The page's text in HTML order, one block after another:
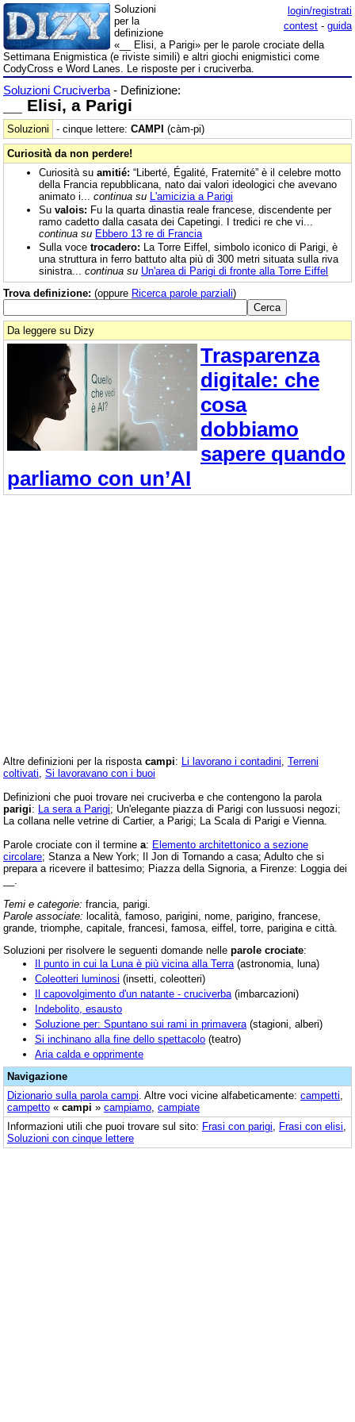
login/registrati
contest - guida
Soluzioni
per la
definizione
«__ Elisi, a Parigi» per le parole crociate della
Settimana Enigmistica (e riviste simili) e altri giochi enigmistici come
CodyCross e Word Lanes. Le risposte per i cruciverba.
Soluzioni Cruciverba - Definizione:
__ Elisi, a Parigi
Soluzioni - cinque lettere: CAMPI (càm-pi)
Curiosità da non perdere!
Curiosità su amitié: “Liberté, Égalité, Fraternité” è il celebre motto
della Francia repubblicana, nato dai valori ideologici che avevano
animato i... continua su L'amicizia a Parigi
Su valois: Fu la quarta dinastia reale francese, discendente per
ramo cadetto dalla casata dei Capetingi. I tredici re che vi...
continua su Ebbero 13 re di Francia
Sulla voce trocadero: La Torre Eiffel, simbolo iconico di Parigi, è
una struttura in ferro battuto alta più di 300 metri situata sulla riva
sinistra... continua su Un'area di Parigi di fronte alla Torre Eiffel
Trova definizione: (oppure Ricerca parole parziali)
Da leggere su Dizy
Trasparenza
digitale: che
cosa
dobbiamo
sapere quando
parliamo con un’AI
Altre definizioni per la risposta campi: Li lavorano i contadini Terreni
coltivati Si lavoravano con i buoi
Definizioni che puoi trovare nei cruciverba e che contengono la parola
parigi: La sera a Parigi; Un'elegante piazza di Parigi con lussuosi negozi;
La collana nelle vetrine di Cartier, a Parigi; La Scala di Parigi e Vienna.
Parole crociate con il termine a: Elemento architettonico a sezione
circolare; Stanza a New York; Il Jon di Tornando a casa; Adulto che si
prepara a ricevere il battesimo; Piazza della Signoria, a Firenze: Loggia dei
Temi e categorie: francia, parigi.
Parole associate: località, famoso, parigini, nome, parigino, francese,
grande, triomphe, capitale, francesi, famosa, eiffel, torre, parigina e città.
Soluzioni per risolvere le seguenti domande nelle parole crociate:
Il punto in cui la Luna è più vicina alla Terra (astronomia, luna)
Coleotteri luminosi (insetti, coleotteri)
Il capovolgimento d'un natante - cruciverba (imbarcazioni)
Indebolito, esausto
Soluzione per: Spuntano sui rami in primavera (stagioni, alberi)
Si inchinano alla fine dello spettacolo (teatro)
Aria calda e opprimente
Navigazione
Dizionario sulla parola campi . Altre voci vicine alfabeticamente: campetti
campetto « campi » campiamo campiate
Informazioni utili che puoi trovare sul sito: Frasi con parigi Frasi con elisi
Soluzioni con cinque lettere